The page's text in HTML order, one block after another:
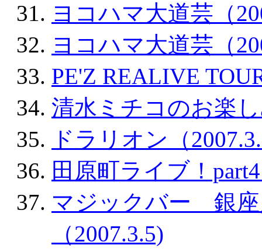
ヨコハマ大道芸（
ヨコハマ大道芸（
PE'Z REALIVE
清水ミチコのお楽
ドラリオン（
田原町ライブ！
マジックバー 銀
（2007.3.5)